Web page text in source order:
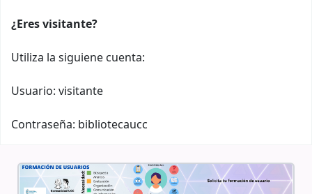
¿Eres visitante?
Utiliza la siguiene cuenta:
Usuario: visitante
Contraseña: bibliotecaucc